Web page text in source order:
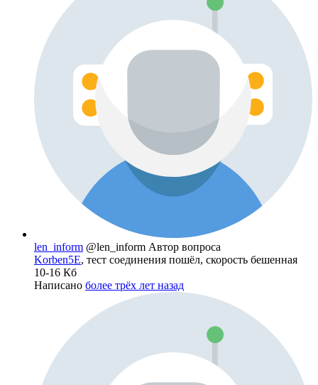
len_inform @len_inform Автор вопроса
Korben5E, тест соединения пошёл, скорость бешенная
10-16 Кб
Написано более трёх лет назад